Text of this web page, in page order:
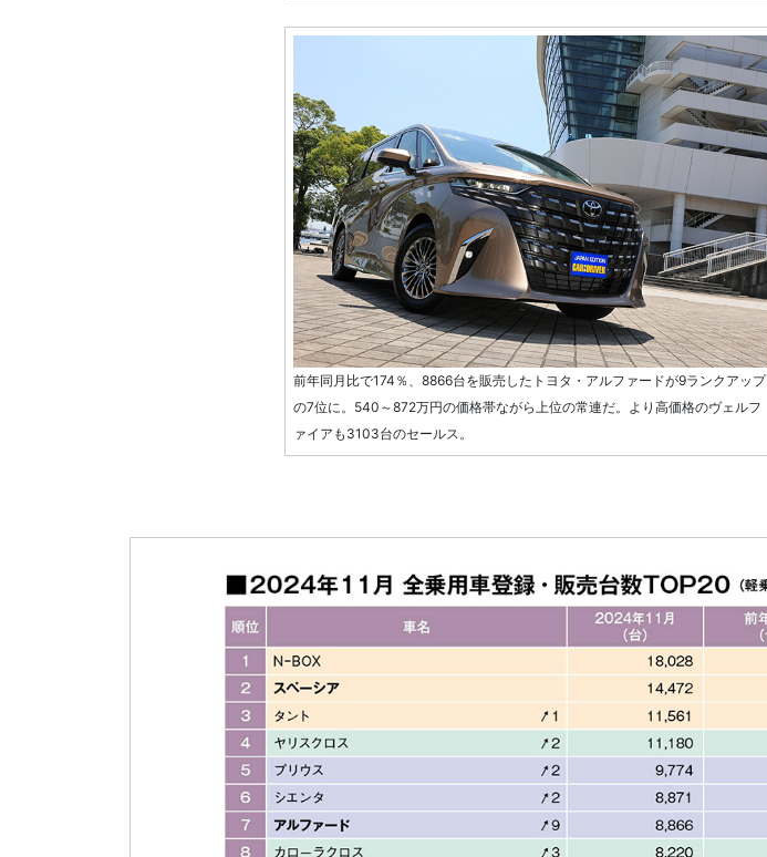
前年同月比で174％、8866台を販売したトヨタ・アルファードが9ランクアップ
の7位に。540～872万円の価格帯ながら上位の常連だ。より高価格のヴェルフ
ァイアも3103台のセールス。